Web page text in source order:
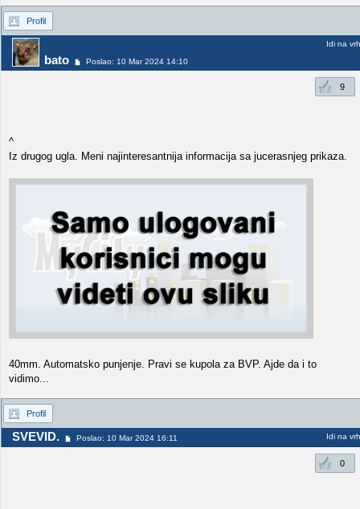
Profil
bato Poslao: 10 Mar 2024 14:10
Idi na vrh
9
^
Iz drugog ugla. Meni najinteresantnija informacija sa jucerasnjeg prikaza.
40mm. Automatsko punjenje. Pravi se kupola za BVP. Ajde da i to
vidimo...
Profil
SVEVID. Poslao: 10 Mar 2024 16:11 Idi na vrh
0